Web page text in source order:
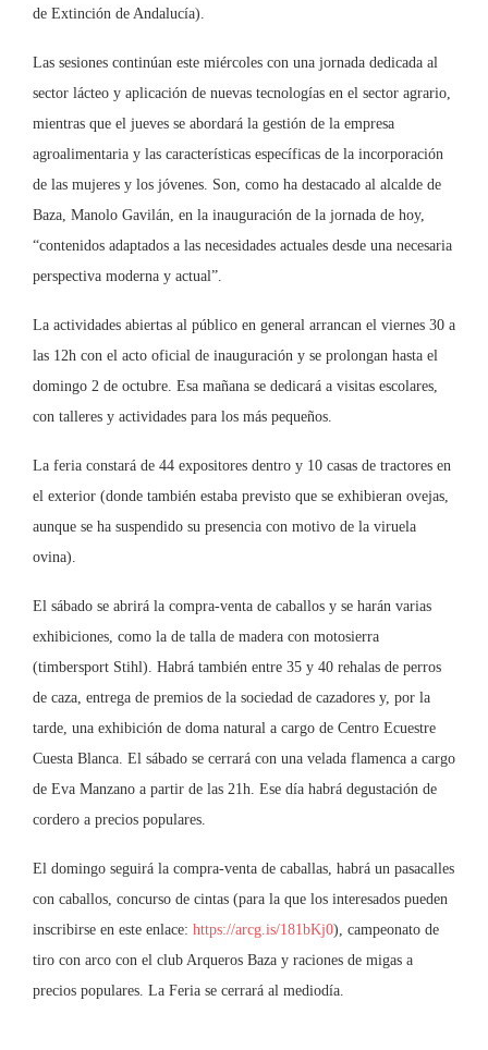
de Extinción de Andalucía).
Las sesiones continúan este miércoles con una jornada dedicada al
sector lácteo y aplicación de nuevas tecnologías en el sector agrario,
mientras que el jueves se abordará la gestión de la empresa
agroalimentaria y las características específicas de la incorporación
de las mujeres y los jóvenes. Son, como ha destacado al alcalde de
Baza, Manolo Gavilán, en la inauguración de la jornada de hoy,
“contenidos adaptados a las necesidades actuales desde una necesaria
perspectiva moderna y actual”.
La actividades abiertas al público en general arrancan el viernes 30 a
las 12h con el acto oficial de inauguración y se prolongan hasta el
domingo 2 de octubre. Esa mañana se dedicará a visitas escolares,
con talleres y actividades para los más pequeños.
La feria constará de 44 expositores dentro y 10 casas de tractores en
el exterior (donde también estaba previsto que se exhibieran ovejas,
aunque se ha suspendido su presencia con motivo de la viruela
ovina).
El sábado se abrirá la compra-venta de caballos y se harán varias
exhibiciones, como la de talla de madera con motosierra
(timbersport Stihl). Habrá también entre 35 y 40 rehalas de perros
de caza, entrega de premios de la sociedad de cazadores y, por la
tarde, una exhibición de doma natural a cargo de Centro Ecuestre
Cuesta Blanca. El sábado se cerrará con una velada flamenca a cargo
de Eva Manzano a partir de las 21h. Ese día habrá degustación de
cordero a precios populares.
El domingo seguirá la compra-venta de caballas, habrá un pasacalles
con caballos, concurso de cintas (para la que los interesados pueden
inscribirse en este enlace: https://arcg.is/181bKj0), campeonato de
tiro con arco con el club Arqueros Baza y raciones de migas a
precios populares. La Feria se cerrará al mediodía.